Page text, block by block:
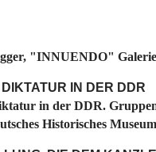
"INNUENDO"
IN DER DDR
in der DDR.
Historisches